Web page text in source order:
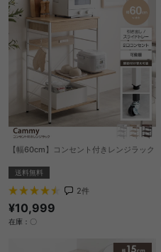
【幅60cm】コンセント付きレンジラック
送料無料
2件
¥10,999
在庫：〇